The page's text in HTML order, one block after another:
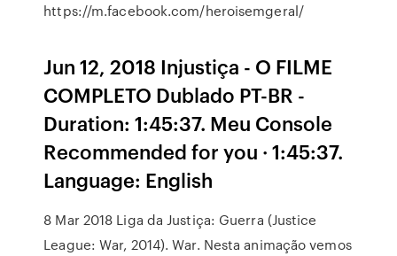
https://m.facebook.com/heroisemgeral/
Jun 12, 2018 Injustiça - O FILME
COMPLETO Dublado PT-BR -
Duration: 1:45:37. Meu Console
Recommended for you · 1:45:37.
Language: English
8 Mar 2018 Liga da Justiça: Guerra (Justice
League: War, 2014). War. Nesta animação vemos